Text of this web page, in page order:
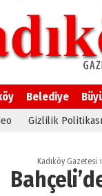
Belediye
Gizlilik Politikası
Kadıköy Gazetesi